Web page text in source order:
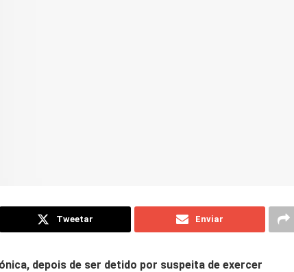
Tweetar Enviar
depois de ser detido por suspeita de exercer